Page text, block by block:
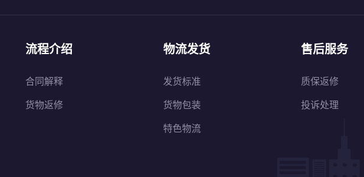
流程介绍
合同解释
货物返修
物流发货
发货标准
货物包装
特色物流
售后服务
质保返修
投诉处理